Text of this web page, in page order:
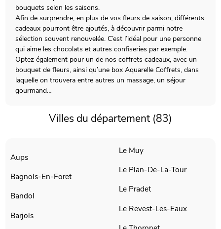
bouquets selon les saisons.
Afin de surprendre, en plus de vos fleurs de saison, différents
cadeaux pourront être ajoutés, à découvrir parmi notre
sélection souvent renouvelée. C’est l’idéal pour une personne
qui aime les chocolats et autres confiseries par exemple.
Optez également pour un de nos coffrets cadeaux, avec un
bouquet de fleurs, ainsi qu’une box Aquarelle Coffrets, dans
laquelle on trouvera entre autres un massage, un séjour
gourmand…
Villes du département (83)
Aups
Bagnols-En-Foret
Bandol
Barjols
Le Muy
Le Plan-De-La-Tour
Le Pradet
Le Revest-Les-Eaux